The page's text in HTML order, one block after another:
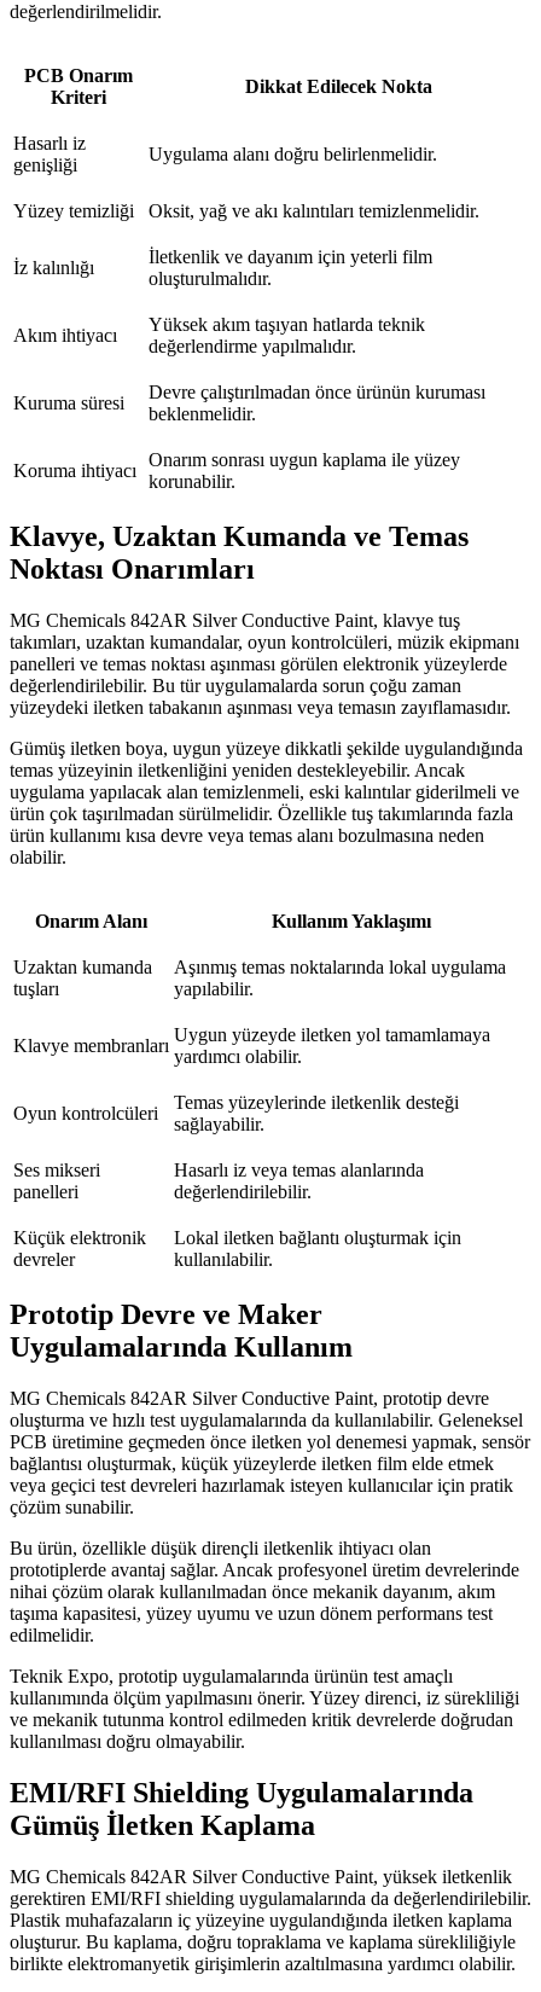
değerlendirilmelidir.
PCB Onarım
Kriteri
Dikkat Edilecek Nokta
Hasarlı iz
genişliği
Uygulama alanı doğru belirlenmelidir.
Yüzey temizliği Oksit, yağ ve akı kalıntıları temizlenmelidir.
İz kalınlığı
İletkenlik ve dayanım için yeterli film
oluşturulmalıdır.
Akım ihtiyacı
Yüksek akım taşıyan hatlarda teknik
değerlendirme yapılmalıdır.
Kuruma süresi
Devre çalıştırılmadan önce ürünün kuruması
beklenmelidir.
Koruma ihtiyacı
Onarım sonrası uygun kaplama ile yüzey
korunabilir.
Klavye, Uzaktan Kumanda ve Temas
Noktası Onarımları
MG Chemicals 842AR Silver Conductive Paint, klavye tuş
takımları, uzaktan kumandalar, oyun kontrolcüleri, müzik ekipmanı
panelleri ve temas noktası aşınması görülen elektronik yüzeylerde
değerlendirilebilir. Bu tür uygulamalarda sorun çoğu zaman
yüzeydeki iletken tabakanın aşınması veya temasın zayıflamasıdır.
Gümüş iletken boya, uygun yüzeye dikkatli şekilde uygulandığında
temas yüzeyinin iletkenliğini yeniden destekleyebilir. Ancak
uygulama yapılacak alan temizlenmeli, eski kalıntılar giderilmeli ve
ürün çok taşırılmadan sürülmelidir. Özellikle tuş takımlarında fazla
ürün kullanımı kısa devre veya temas alanı bozulmasına neden
olabilir.
Onarım Alanı Kullanım Yaklaşımı
Uzaktan kumanda
tuşları
Aşınmış temas noktalarında lokal uygulama
yapılabilir.
Klavye membranları
Uygun yüzeyde iletken yol tamamlamaya
yardımcı olabilir.
Oyun kontrolcüleri
Temas yüzeylerinde iletkenlik desteği
sağlayabilir.
Ses mikseri
panelleri
Hasarlı iz veya temas alanlarında
değerlendirilebilir.
Küçük elektronik
devreler
Lokal iletken bağlantı oluşturmak için
kullanılabilir.
Prototip Devre ve Maker
Uygulamalarında Kullanım
MG Chemicals 842AR Silver Conductive Paint, prototip devre
oluşturma ve hızlı test uygulamalarında da kullanılabilir. Geleneksel
PCB üretimine geçmeden önce iletken yol denemesi yapmak, sensör
bağlantısı oluşturmak, küçük yüzeylerde iletken film elde etmek
veya geçici test devreleri hazırlamak isteyen kullanıcılar için pratik
çözüm sunabilir.
Bu ürün, özellikle düşük dirençli iletkenlik ihtiyacı olan
prototiplerde avantaj sağlar. Ancak profesyonel üretim devrelerinde
nihai çözüm olarak kullanılmadan önce mekanik dayanım, akım
taşıma kapasitesi, yüzey uyumu ve uzun dönem performans test
edilmelidir.
Teknik Expo, prototip uygulamalarında ürünün test amaçlı
kullanımında ölçüm yapılmasını önerir. Yüzey direnci, iz sürekliliği
ve mekanik tutunma kontrol edilmeden kritik devrelerde doğrudan
kullanılması doğru olmayabilir.
EMI/RFI Shielding Uygulamalarında
Gümüş İletken Kaplama
MG Chemicals 842AR Silver Conductive Paint, yüksek iletkenlik
gerektiren EMI/RFI shielding uygulamalarında da değerlendirilebilir.
Plastik muhafazaların iç yüzeyine uygulandığında iletken kaplama
oluşturur. Bu kaplama, doğru topraklama ve kaplama sürekliliğiyle
birlikte elektromanyetik girişimlerin azaltılmasına yardımcı olabilir.